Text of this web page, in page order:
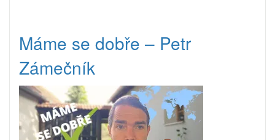
Máme se dobře – Petr
Zámečník